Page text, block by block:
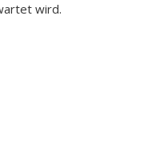
wird.